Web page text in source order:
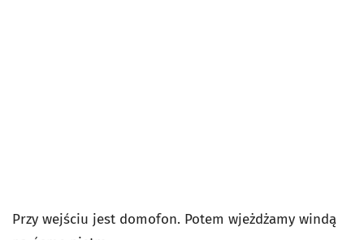
Przy wejściu jest domofon. Potem wjeżdżamy windą